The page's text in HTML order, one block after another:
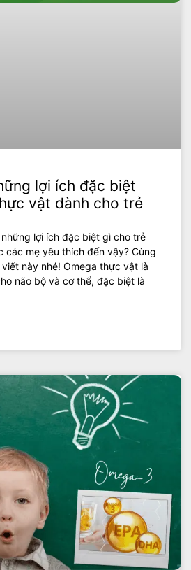
lợi ích đặc biệt
vật dành cho trẻ
lợi ích đặc biệt gì cho trẻ
các mẹ yêu thích đến vậy? Cùng
này nhé! Omega thực vật là
não bộ và cơ thể, đặc biệt là